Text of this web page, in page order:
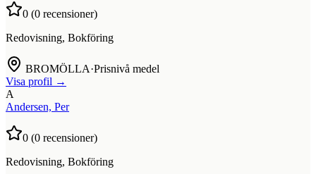
0 (0 recensioner)
Redovisning, Bokföring
BROMÖLLA·Prisnivå medel
Visa profil →
A
Andersen, Per
0 (0 recensioner)
Redovisning, Bokföring